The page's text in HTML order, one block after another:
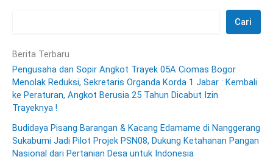
Cari
Berita Terbaru
Pengusaha dan Sopir Angkot Trayek 05A Ciomas Bogor
Menolak Reduksi, Sekretaris Organda Korda 1 Jabar : Kembali
ke Peraturan, Angkot Berusia 25 Tahun Dicabut Izin
Trayeknya !
Budidaya Pisang Barangan & Kacang Edamame di Nanggerang
Sukabumi Jadi Pilot Projek PSN08, Dukung Ketahanan Pangan
Nasional dari Pertanian Desa untuk Indonesia